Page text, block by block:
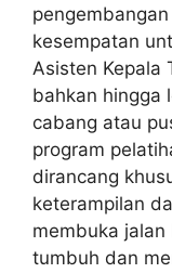
kesempatan
Asisten Kepala
bahkan hingga
cabang atau
program
dirancang
keterampilan
membuka
tumbuh dan